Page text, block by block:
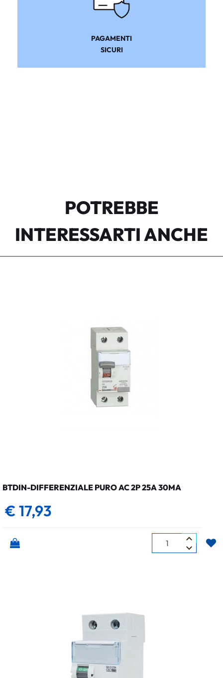
PAGAMENTI
SICURI
POTREBBE
INTERESSARTI ANCHE
BTDIN-DIFFERENZIALE PURO AC 2P 25A 30MA
€ 17,93
Quantità